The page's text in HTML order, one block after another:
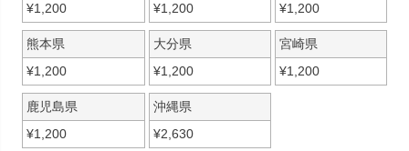
¥1,200
¥1,200
¥1,200
熊本県
¥1,200
大分県
¥1,200
宮崎県
¥1,200
鹿児島県
¥1,200
沖縄県
¥2,630